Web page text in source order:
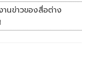
านข่าวของสื่อต่าง